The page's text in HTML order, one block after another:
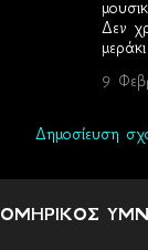
Δεν
9
Δημοσίευση
ΟΜΗΡΙΚΟΣ